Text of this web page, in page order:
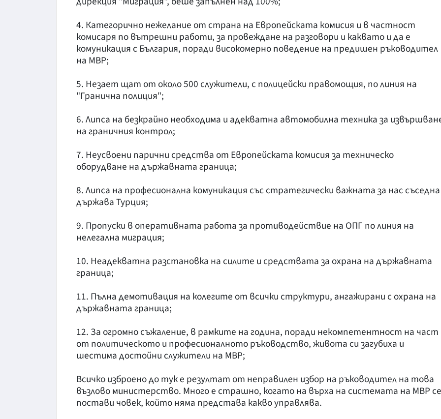
4. Категорично нежелание от страна на Европейската комисия и в частност
комисаря по вътрешни работи, за провеждане на разговори и каквато и да е
комуникация с България, поради високомерно поведение на предишен ръководител
на МВР;
5. Незает щат от около 500 служители, с полицейски правомощия, по линия на
"Гранична полиция";
6. Липса на безкрайно необходима и адекватна автомобилна техника за
на граничния контрол;
7. Неусвоени парични средства от Европейската комисия за техническо
оборудване на държавната граница;
8. Липса на професионална комуникация със стратегически важната за нас съседна
държава Турция;
9. Пропуски в оперативната работа за противодействие на ОПГ по линия на
нелегална миграция;
10. Неадекватна разстановка на силите и средствата за охрана на държавната
граница;
11. Пълна демотивация на колегите от всички структури, ангажирани с охрана на
държавната граница;
12. За огромно съжаление, в рамките на година, поради некомпетентност на част
от политическото и професионалното ръководство, живота си загубиха и
шестима достойни служители на МВР;
Всичко изброено до тук е резултат от неправилен избор на ръководител на това
възлово министерство. Много е страшно, когато на върха на системата на МВР се
постави човек, който няма представа какво управлява.